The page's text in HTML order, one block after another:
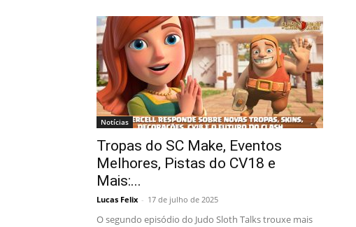
Notícias
Tropas do SC Make, Eventos
Melhores, Pistas do CV18 e
Mais:...
Lucas Felix - 17 de julho de 2025
O segundo episódio do Judo Sloth Talks trouxe mais